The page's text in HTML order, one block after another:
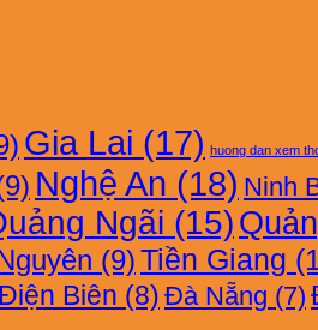
Gia Lai (17) huong dan xem
Nghệ An (18) Ninh
Ngãi (15)
(9)Tiền Giang
Biên (8) Đà Nẵng (7)